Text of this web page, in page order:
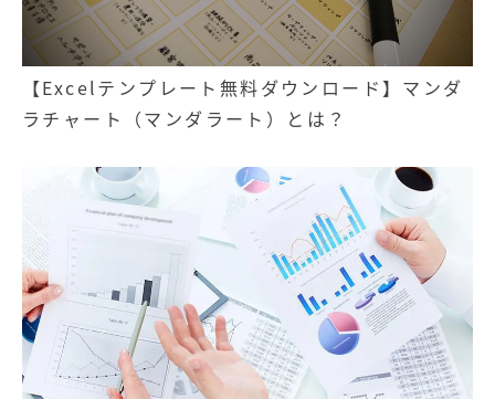
【Excelテンプレート無料ダウンロード】マンダ
ラチャート（マンダラート）とは？